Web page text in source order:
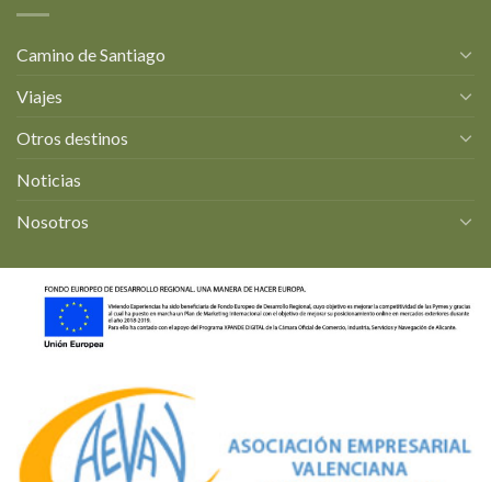
Camino de Santiago
Viajes
Otros destinos
Noticias
Nosotros